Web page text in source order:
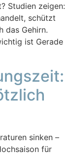
Studien zeigen:
schützt
das Gehirn.
ist Gerade
sinken –
für